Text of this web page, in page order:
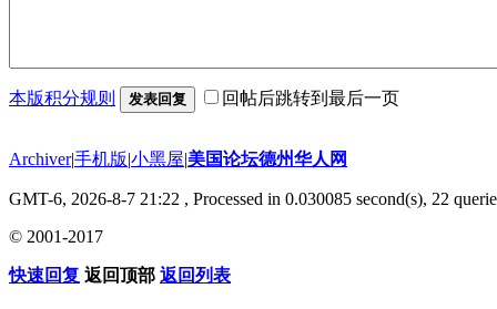
本版积分规则 发表回复 回帖后跳转到最后一页
Archiver|手机版|小黑屋|美国论坛德州华人网
GMT-6, 2026-8-7 21:22 , Processed in 0.030085 second(s), 22
© 2001-2017
快速回复 返回顶部 返回列表